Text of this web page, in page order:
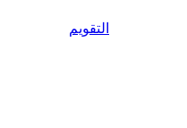
التقويم